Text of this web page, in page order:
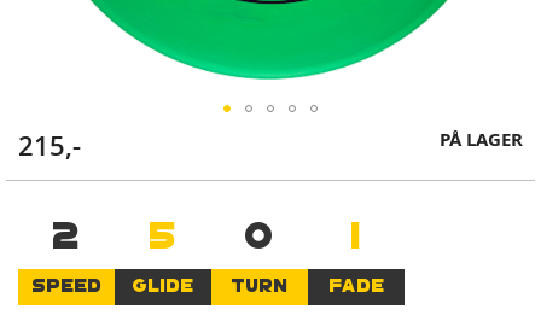
Skip
to
the
the
images
215,- PÅ LAGER
2
SPEED
5
GLIDE
0
TURN
1
FADE